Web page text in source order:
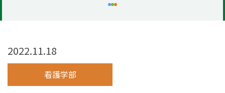
資料請求
キャンパスライフ
就職・資格
2022.11.18
看護学部